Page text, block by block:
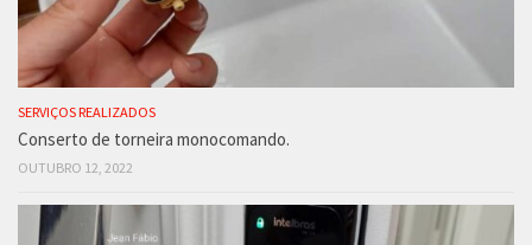
SERVIÇOS REALIZADOS
Conserto de torneira monocomando.
OUTUBRO 12, 2022